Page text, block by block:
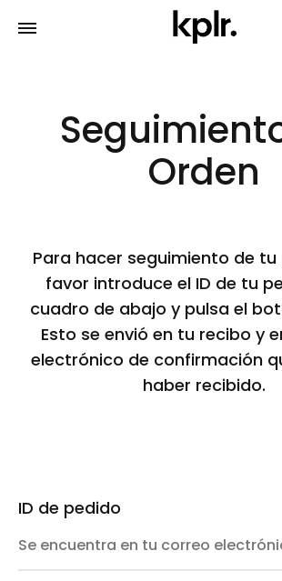
Orden
Para hacer seguimiento de
favor introduce el ID de tu
cuadro de abajo y pulsa el
Esto se envió en tu recibo y
electrónico de confirmación
haber recibido.
ID de pedido